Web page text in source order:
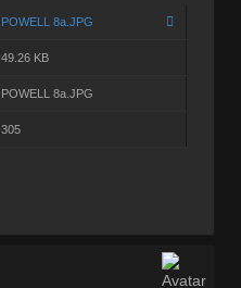
POWELL 8a.JPG
49.26 KB
POWELL 8a.JPG
305